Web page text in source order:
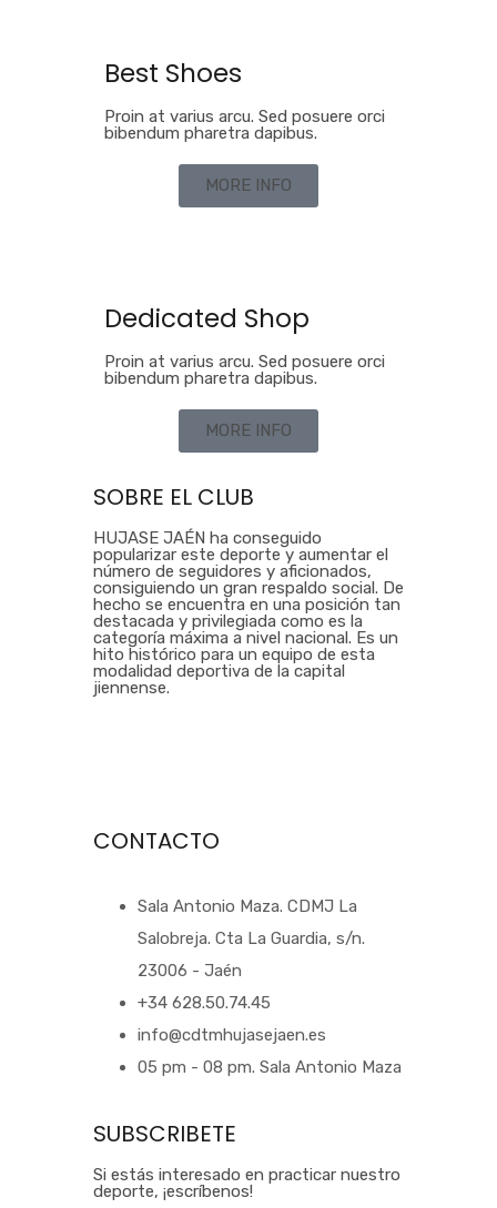
Best Shoes
Proin at varius arcu. Sed posuere orci
bibendum pharetra dapibus.
MORE INFO
Dedicated Shop
Proin at varius arcu. Sed posuere orci
bibendum pharetra dapibus.
MORE INFO
SOBRE EL CLUB
HUJASE JAÉN ha conseguido
popularizar este deporte y aumentar el
número de seguidores y aficionados,
consiguiendo un gran respaldo social. De
hecho se encuentra en una posición tan
destacada y privilegiada como es la
categoría máxima a nivel nacional. Es un
hito histórico para un equipo de esta
modalidad deportiva de la capital
jiennense.
CONTACTO
Sala Antonio Maza. CDMJ La
Salobreja. Cta La Guardia, s/n.
23006 - Jaén
+34 628.50.74.45
info@cdtmhujasejaen.es
05 pm - 08 pm. Sala Antonio Maza
SUBSCRIBETE
Si estás interesado en practicar nuestro
deporte, ¡escríbenos!